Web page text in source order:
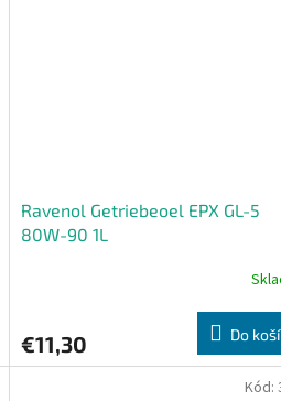
Ravenol Getriebeoel EPX GL-5
80W-90 1L
€11,30 Do
Kód: